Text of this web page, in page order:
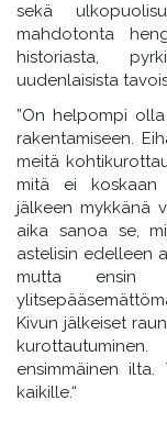
sekä
mahdotonta
historiasta,
uudenlaisista
”On helpompi
rakentamiseen.
meitä
mitä ei koskaan
jälkeen mykkänä
aika sanoa se,
astelisin edelleen
mutta ensin
Kivun jälkeiset
ensimmäinen
kaikille.“